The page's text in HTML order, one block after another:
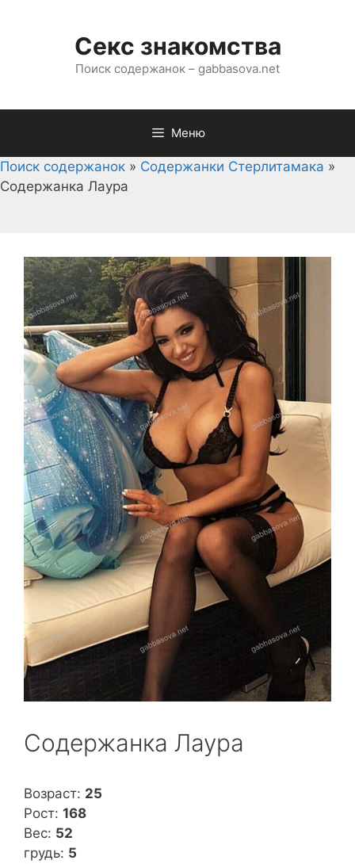
содержимомуСекс знакомства
Поиск содержанок – gabbasova.net
Меню
Поиск содержанок » Содержанки Стерлитамака »
Содержанка Лаура
Содержанка Лаура
Возраст: 25
Рост: 168
Вес: 52
грудь: 5